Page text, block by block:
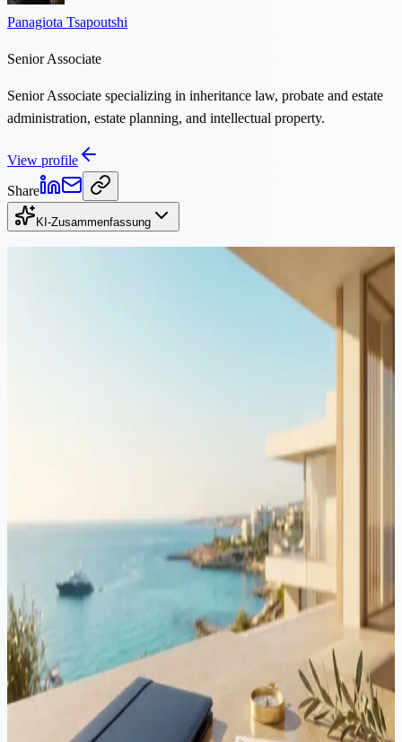
Panagiota Tsapoutshi
Senior Associate
Senior Associate specializing in inheritance law, probate and estate
administration, estate planning, and intellectual property.
View profile
Share
KI-Zusammenfassung
Kein Testament in Zypern? Verständnis der Regeln zur
Vermögenswerte nach Ihren Wünschen verteilt werden, nachdem
Sie verstorben sind. Allerdings trifft das nicht auf alle zu...
Warum Sie einen Anwalt mit der Bearbeitung Ihres
Nachlassantrags in Zypern beauftragen sollten
Die Verwaltung eines Nachlassantrags während der Bewältigung
des Verlusts eines geliebten Menschen kann emotional und
herausfordernd sein. Obwohl jeder einen Antrag beim Gericht
einreichen kann, bietet die Zusammenarbeit mit einem Anwalt...
Testamente & Nachlass 3 Min. Lesezeit